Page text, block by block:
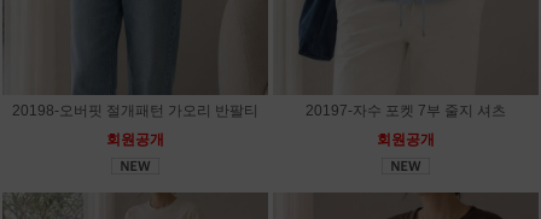
20198-오버핏 절개패턴 가오리 반팔티
회원공개
20197-자수 포켓 7부 줄지 셔츠
회원공개